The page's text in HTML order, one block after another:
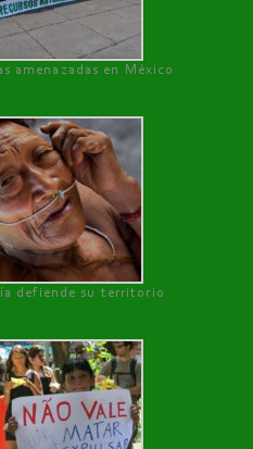
amenazadas en México
defiende su territorio